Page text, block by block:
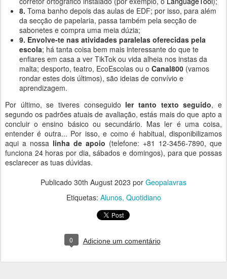
8. Toma banho depois das aulas de EDF; por isso, para além
da secção de papelaria, passa também pela secção de
sabonetes e compra uma meia dúzia;
9. Envolve-te nas atividades paralelas oferecidas pela
escola; há tanta coisa bem mais interessante do que te
enfiares em casa a ver TikTok ou vida alheia nos instas da
malta; desporto, teatro, EcoEscolas ou o Canal800 (vamos
rondar estes dois últimos), são ideias de convívio e
aprendizagem.
Por último, se tiveres conseguido ler tanto texto seguido, e
segundo os padrões atuais de avaliação, estás mais do que apto a
concluir o ensino básico ou secundário. Mas ler é uma coisa,
entender é outra... Por isso, e como é habitual, disponibilizamos
aqui a nossa linha de apoio (telefone: +81 12-3456-7890, que
funciona 24 horas por dia, sábados e domingos), para que possas
esclarecer as tuas dúvidas.
Publicado 30th August 2023 por Geopalavras
Etiquetas: Alunos Quotidiano
0 Adicione um comentário